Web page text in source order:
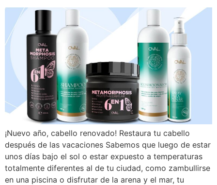
¡Nuevo año, cabello renovado! Restaura tu cabello
después de las vacaciones Sabemos que luego de estar
unos días bajo el sol o estar expuesto a temperaturas
totalmente diferentes al de tu ciudad, como zambullirse
en una piscina o disfrutar de la arena y el mar, tu